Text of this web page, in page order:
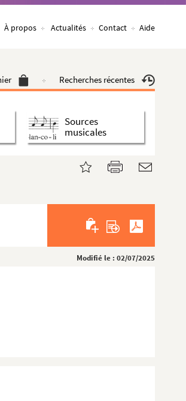
À propos Actualités Contact Aide
Recherches récentes
Sources
musicales
Modifié le : 02/07/2025